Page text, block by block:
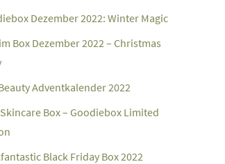
Dezember 2022: Winter Magic
Box Dezember 2022 – Christmas
Adventkalender 2022
Box – Goodiebox Limited
Black Friday Box 2022